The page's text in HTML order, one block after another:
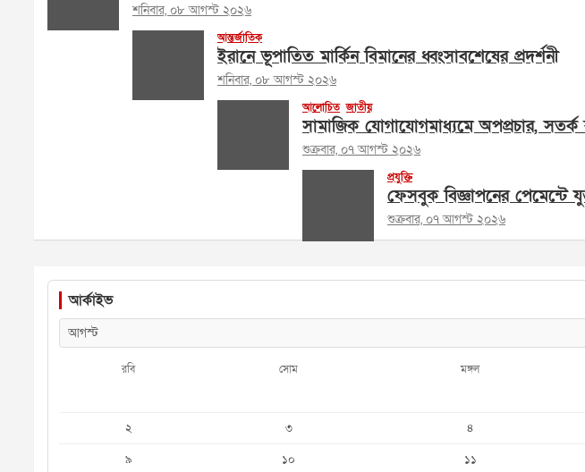
শনিবার, ০৮ আগস্ট ২০২৬
আন্তর্জাতিক
ইরানে ভূপাতিত মার্কিন বিমানের ধ্বংসাবশেষের প্রদর্শনী
শনিবার, ০৮ আগস্ট ২০২৬
আলোচিত জাতীয়
সামাজিক যোগাযোগমাধ্যমে অপপ্রচার,
শুক্রবার, ০৭ আগস্ট ২০২৬
প্রযুক্তি
ফেসবুক বিজ্ঞাপনের পেমেন্টে
শুক্রবার, ০৭ আগস্ট ২০২৬
আর্কাইভ
রবি সোম মঙ্গল
২
৩ ৪
৯
১০ ১১